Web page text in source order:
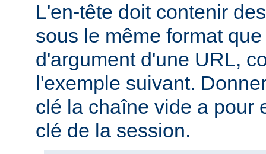
L'en-tête doit contenir
sous le même format
d'argument d'une URL,
l'exemple suivant.
clé la chaîne vide a pour
clé de la session.